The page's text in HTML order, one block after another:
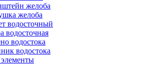
желоба
желоба
водосточный
водосточная
водостока
водостока